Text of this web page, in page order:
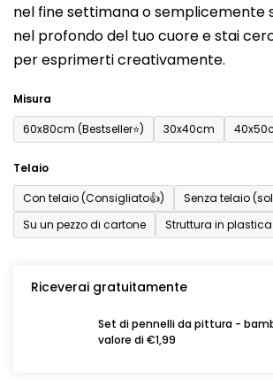
nel fine settimana o semplicemente
nel profondo del tuo cuore e stai
per esprimerti creativamente.
Misura
60x80cm (Bestseller⭐)
30x40cm
Telaio
Con telaio (Consigliato👍)
Senza telaio
Su un pezzo di cartone
Struttura in plastica
Riceverai gratuitamente
Set di pennelli da pittura -
valore di €1,99